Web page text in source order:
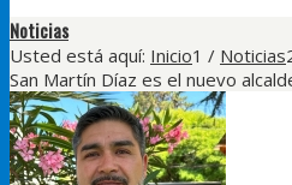
Noticias
Usted está aquí: Inicio1 / Noticias
San Martín Díaz es el nuevo